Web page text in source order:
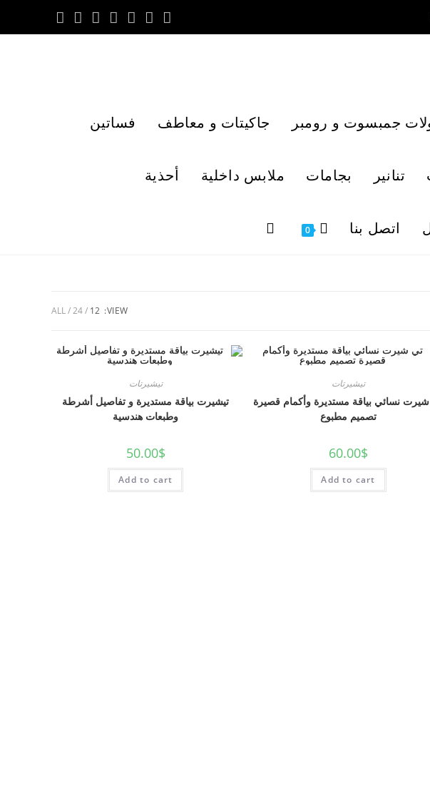
جمبسوت و رومبر جاكيتات و معاطف فساتين
تنانير بجامات ملابس داخلية أحذية
اتصل بنا 0
VIEW:
12
24
ALL
تيشيرتات
نسائي بياقة مستديرة وأكمام قصيرة
تصميم مطبوع
60.00$
Add to cart
تيشيرتات
تيشيرت بياقة مستديرة و تفاصيل أشرطة
وطبعات هندسية
50.00$
Add to cart